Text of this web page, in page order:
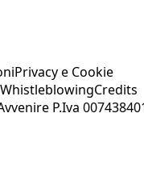
Privacy e Cookie
WhistleblowingCredits
P.Iva